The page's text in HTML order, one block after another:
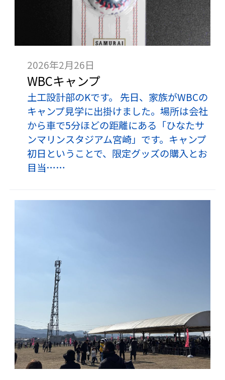
2026年2月26日
WBCキャンプ
土工設計部のKです。 先日、家族がWBCの
キャンプ見学に出掛けました。場所は会社
から車で5分ほどの距離にある「ひなたサ
ンマリンスタジアム宮崎」です。キャンプ
初日ということで、限定グッズの購入とお
目当……